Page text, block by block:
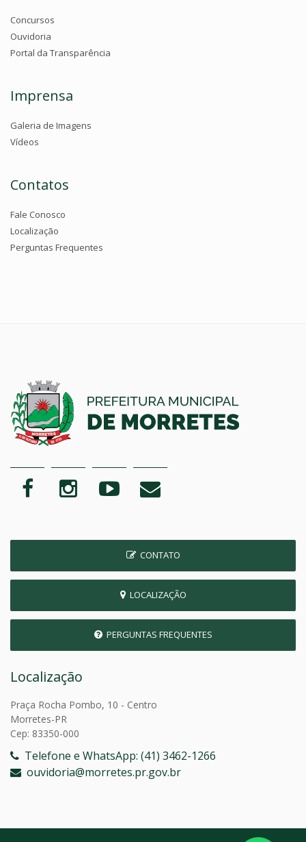
Concursos
Ouvidoria
Portal da Transparência
Imprensa
Galeria de Imagens
Vídeos
Contatos
Fale Conosco
Localização
Perguntas Frequentes
CONTATO
LOCALIZAÇÃO
PERGUNTAS FREQUENTES
Localização
Praça Rocha Pombo, 10 - Centro
Morretes-PR
Cep: 83350-000
Telefone e WhatsApp: (41) 3462-1266
ouvidoria@morretes.pr.gov.br